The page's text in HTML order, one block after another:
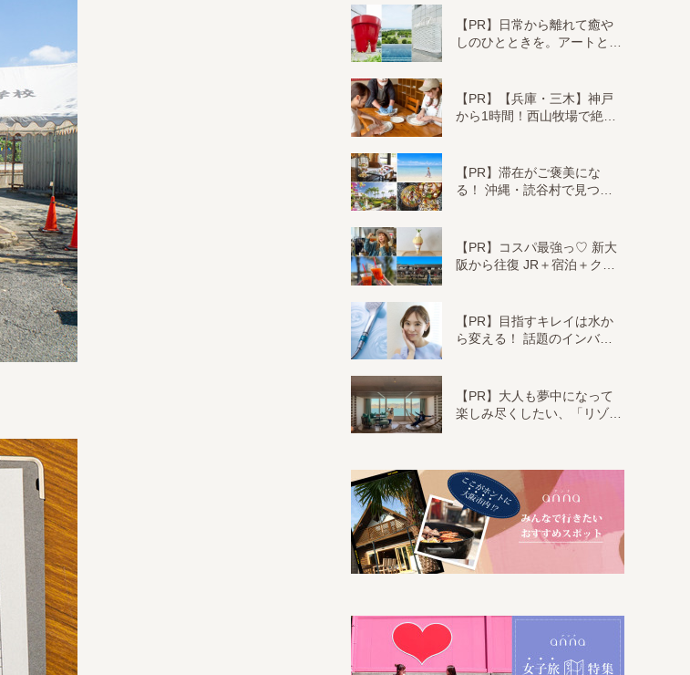
【PR】日常から離れて癒や
しのひとときを。アートと…
【PR】【兵庫・三木】神戸
から1時間！西山牧場で絶…
【PR】滞在がご褒美にな
る！ 沖縄・読谷村で見つ…
【PR】コスパ最強っ♡ 新大
阪から往復 JR＋宿泊＋ク…
【PR】目指すキレイは水か
ら変える！ 話題のインバ…
【PR】大人も夢中になって
楽しみ尽くしたい、「リゾ…